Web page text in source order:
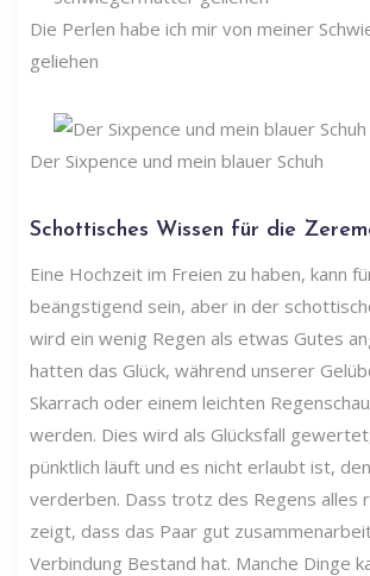
Die Perlen habe ich mir von meiner
geliehen
Der Sixpence und mein blauer Schuh
Schottisches Wissen für die
Eine Hochzeit im Freien zu haben, kann
beängstigend sein, aber in der
wird ein wenig Regen als etwas Gutes
hatten das Glück, während unserer
Skarrach oder einem leichten
werden. Dies wird als Glücksfall
pünktlich läuft und es nicht erlaubt ist,
verderben. Dass trotz des Regens alles
zeigt, dass das Paar gut
Verbindung Bestand hat. Manche Dinge